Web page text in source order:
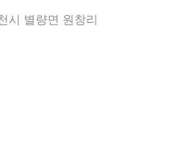
시 별량면 원창리